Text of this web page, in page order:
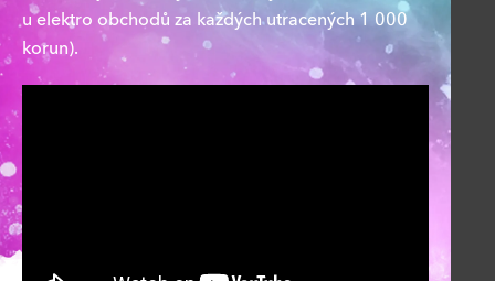
u elektro obchodů za každých utracených 1 000
korun).